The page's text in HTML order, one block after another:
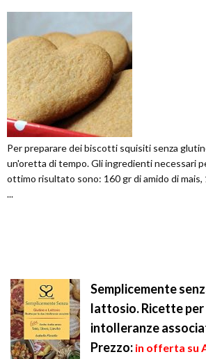
Per preparare dei biscotti squisiti senza
un'oretta di tempo. Gli ingredienti necessari
ottimo risultato sono: 160 gr di amido di mais,
...
Semplicemente
lattosio. Ricette per
intolleranze
Prezzo: in offerta su